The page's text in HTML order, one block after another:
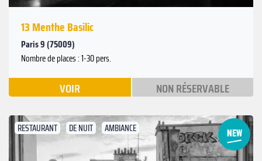
13 Menthe Basilic
Paris 9 (75009)
Nombre de places : 1-30 pers.
VOIR NON RÉSERVABLE
RESTAURANT DE NUIT AMBIANCE